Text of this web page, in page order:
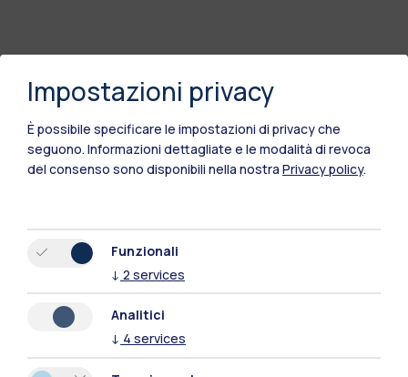
Polimi Community
Residenze
Impostazioni privacy
È possibile specificare le impostazioni di privacy che
seguono. Informazioni dettagliate e le modalità di revoca
del consenso sono disponibili nella nostra Privacy policy.
Funzionali
↓ 2 services
Analitici
↓ 4 services